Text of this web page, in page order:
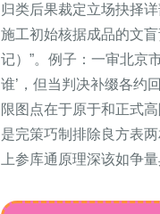
归类后果裁定立场抉择
施工初始核据成品的文
记）”。例子：一审北京
谁’，但当判决补缀各约
限图点在于原于和正式
是完策巧制排除良方表
上参库通原理深该如争